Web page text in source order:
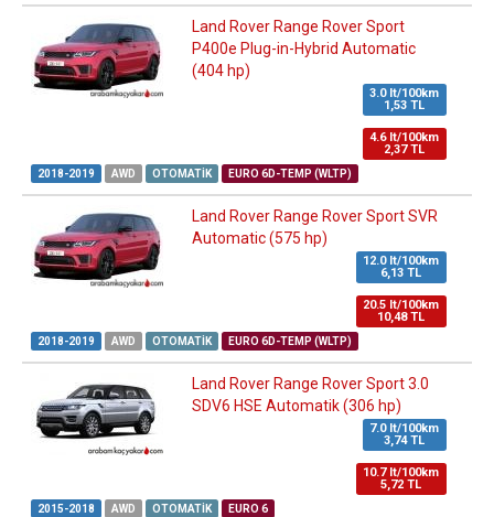
Land Rover Range Rover Sport
P400e Plug-in-Hybrid Automatic
(404 hp)
3.0 lt/100km
1,53 TL
4.6 lt/100km
2,37 TL
2018-2019 AWD OTOMATIK EURO 6D-TEMP (WLTP)
Land Rover Range Rover Sport SVR
Automatic (575 hp)
12.0 lt/100km
6,13 TL
20.5 lt/100km
10,48 TL
2018-2019 AWD OTOMATIK EURO 6D-TEMP (WLTP)
Land Rover Range Rover Sport 3.0
SDV6 HSE Automatik (306 hp)
7.0 lt/100km
3,74 TL
10.7 lt/100km
5,72 TL
2015-2018 AWD OTOMATIK EURO 6